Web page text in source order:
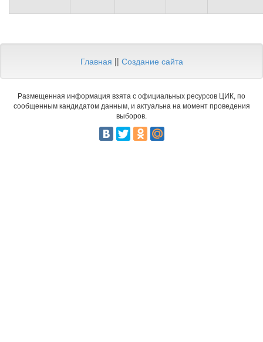
Главная || Создание сайта
Размещенная информация взята с официальных ресурсов ЦИК, по
сообщенным кандидатом данным, и актуальна на момент проведения
выборов.